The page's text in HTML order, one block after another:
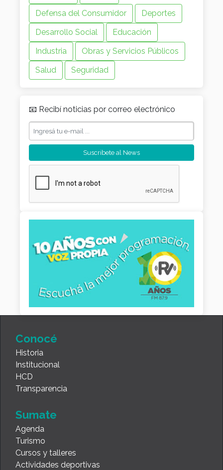
Defensa del Consumidor
Deportes
Desarrollo Social
Educación
Industria
Obras y Servicios Públicos
Salud
Seguridad
📧 Recibí noticias por correo electrónico
Conocé
Historia
Institucional
HCD
Transparencia
Sumate
Agenda
Turismo
Cursos y talleres
Actividades deportivas